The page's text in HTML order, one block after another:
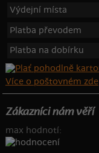
Výdejní místa
Platba převodem
Platba na dobírku
Více o poštovném zde
Zákazníci nám věří
max hodnotí: